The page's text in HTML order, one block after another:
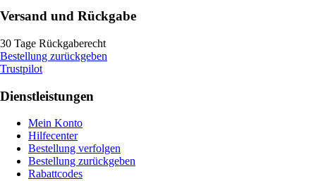
Versand und Rückgabe
30 Tage Rückgaberecht
Bestellung zurückgeben
Trustpilot
Dienstleistungen
Mein Konto
Hilfecenter
Bestellung verfolgen
Bestellung zurückgeben
Rabattcodes